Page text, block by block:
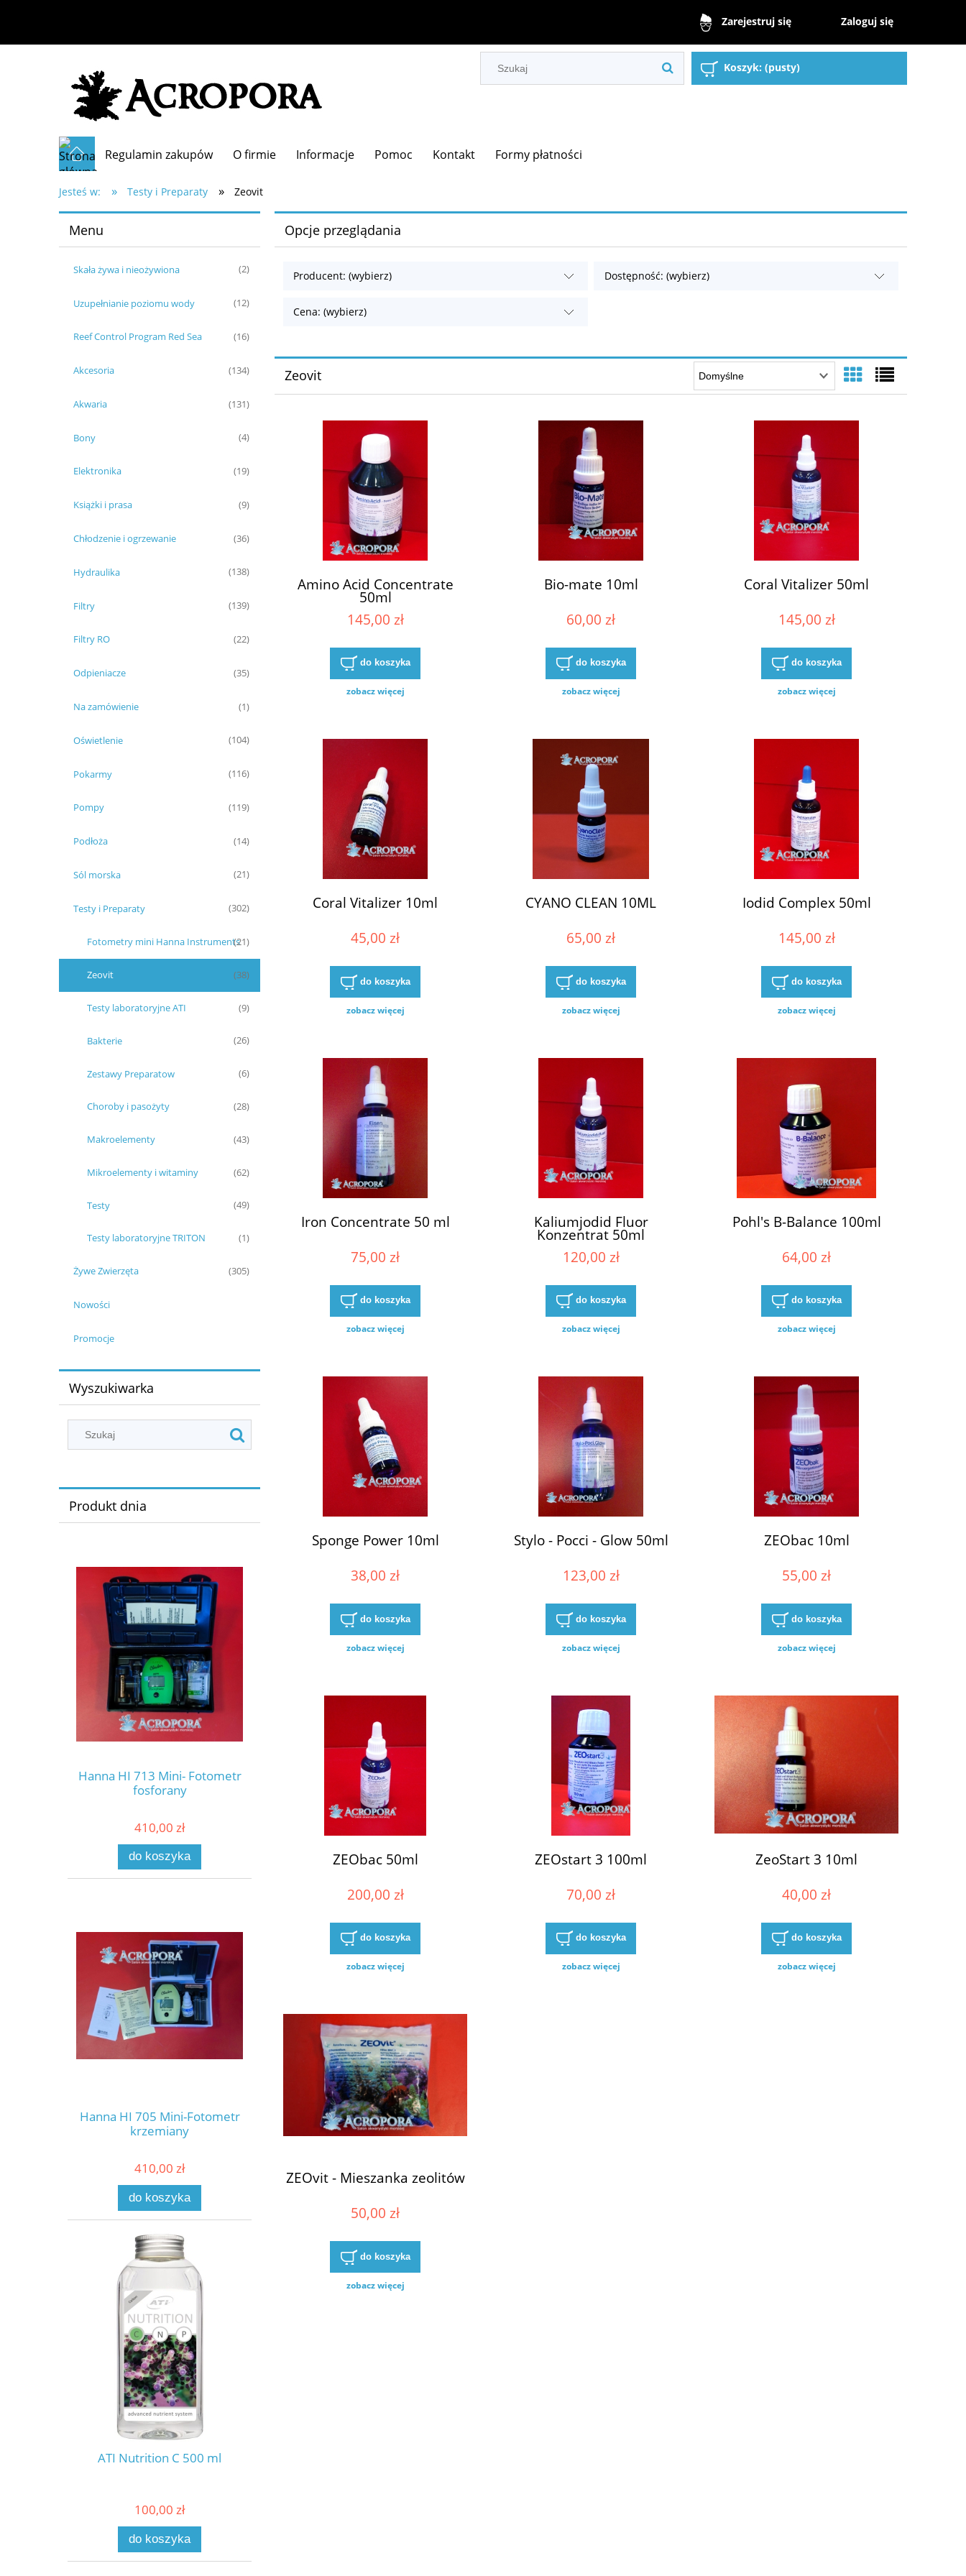
Zarejestruj się Zaloguj się
Koszyk: (pusty)
Regulamin zakupów O firmie Informacje Pomoc Kontakt Formy płatności
Jesteś w: » Testy i Preparaty » Zeovit
Menu
Skała żywa i nieożywiona (2)
Uzupełnianie poziomu wody (12)
Reef Control Program Red Sea (16)
Akcesoria (134)
Akwaria (131)
Bony (4)
Elektronika (19)
Książki i prasa (9)
Chłodzenie i ogrzewanie (36)
Hydraulika (138)
Filtry (139)
Filtry RO (22)
Odpieniacze (35)
Na zamówienie (1)
Oświetlenie (104)
Pokarmy (116)
Pompy (119)
Podłoża (14)
Sól morska (21)
Testy i Preparaty (302)
Fotometry mini Hanna Instruments(21)
Zeovit (38)
Testy laboratoryjne ATI (9)
Bakterie (26)
Zestawy Preparatow (6)
Choroby i pasożyty (28)
Makroelementy (43)
Mikroelementy i witaminy (62)
Testy (49)
Testy laboratoryjne TRITON (1)
Żywe Zwierzęta (305)
Nowości
Promocje
Wyszukiwarka
Produkt dnia
Hanna HI 713 Mini- Fotometr
fosforany
410,00 zł
do koszyka
Hanna HI 705 Mini-Fotometr
krzemiany
410,00 zł
do koszyka
ATI Nutrition C 500 ml
100,00 zł
do koszyka
Opcje przeglądania
Producent: (wybierz) Dostępność: (wybierz)
Cena: (wybierz)
Zeovit
Amino Acid Concentrate
50ml
145,00 zł
do koszyka
zobacz więcej
Bio-mate 10ml
60,00 zł
do koszyka
zobacz więcej
Coral Vitalizer 50ml
145,00 zł
do koszyka
zobacz więcej
Coral Vitalizer 10ml
45,00 zł
do koszyka
zobacz więcej
CYANO CLEAN 10ML
65,00 zł
do koszyka
zobacz więcej
Iodid Complex 50ml
145,00 zł
do koszyka
zobacz więcej
Iron Concentrate 50 ml
75,00 zł
do koszyka
zobacz więcej
Kaliumjodid Fluor
Konzentrat 50ml
120,00 zł
do koszyka
zobacz więcej
Pohl's B-Balance 100ml
64,00 zł
do koszyka
zobacz więcej
Sponge Power 10ml
38,00 zł
do koszyka
zobacz więcej
Stylo - Pocci - Glow 50ml
123,00 zł
do koszyka
zobacz więcej
ZEObac 10ml
55,00 zł
do koszyka
zobacz więcej
ZEObac 50ml
200,00 zł
do koszyka
zobacz więcej
ZEOstart 3 100ml
70,00 zł
do koszyka
zobacz więcej
ZeoStart 3 10ml
40,00 zł
do koszyka
zobacz więcej
ZEOvit - Mieszanka zeolitów
50,00 zł
do koszyka
zobacz więcej